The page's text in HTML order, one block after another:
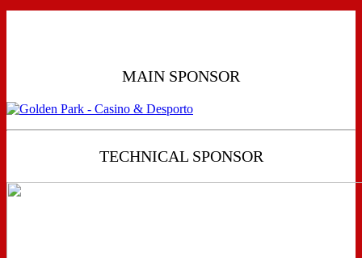
MAIN SPONSOR
TECHNICAL SPONSOR